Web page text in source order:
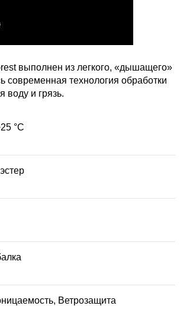
выполнен из легкого, «дышащего»
современная технология обработки
воду и грязь.
°C
Ветрозащита